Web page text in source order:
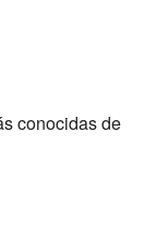
conocidas de